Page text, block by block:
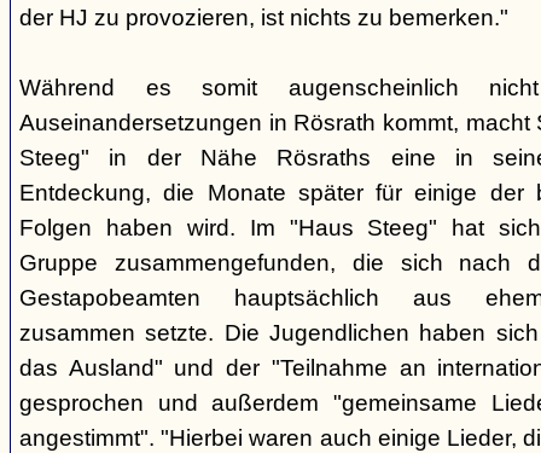
der HJ zu provozieren, ist nichts zu bemerken."
Während es somit augenscheinlich
Auseinandersetzungen in Rösrath kommt, macht
Steeg" in der Nähe Rösraths eine in
Entdeckung, die Monate später für einige der
Folgen haben wird. Im "Haus Steeg" hat
Gruppe zusammengefunden, die sich nach
Gestapobeamten hauptsächlich aus
zusammen setzte. Die Jugendlichen haben
das Ausland" und der "Teilnahme an
gesprochen und außerdem "gemeinsame
angestimmt". "Hierbei waren auch einige Lieder,